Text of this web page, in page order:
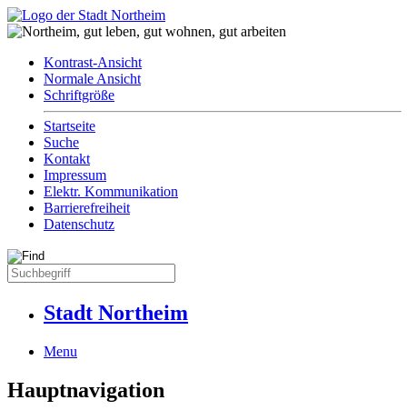
Kontrast-Ansicht
Normale Ansicht
Schriftgröße
Startseite
Suche
Kontakt
Impressum
Elektr. Kommunikation
Barrierefreiheit
Datenschutz
Stadt Northeim
Menu
Hauptnavigation